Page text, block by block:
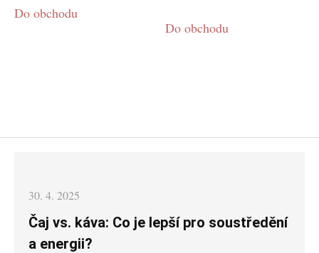
Do obchodu
Do obchodu
Posted
on
30. 4. 2025
Čaj vs. káva: Co je lepší pro soustředění
a energii?